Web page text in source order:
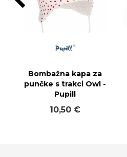
Bombažna kapa za
punčke s trakci Owl -
Pupill
10,50 €